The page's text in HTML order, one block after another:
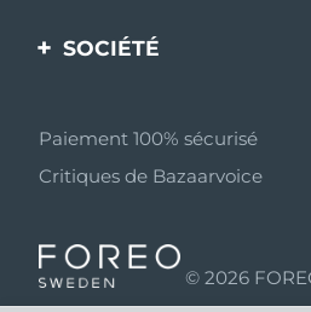
livraisons
Questions et réponses
Informations sur la
Enregistrement produit
SOCIÉTÉ
Programme d’affiliation
Nouvelles d'affiliation
Partenaires
distributeurs
Paiement 100% sécurisé
Critiques de Bazaarvoice
© 2026